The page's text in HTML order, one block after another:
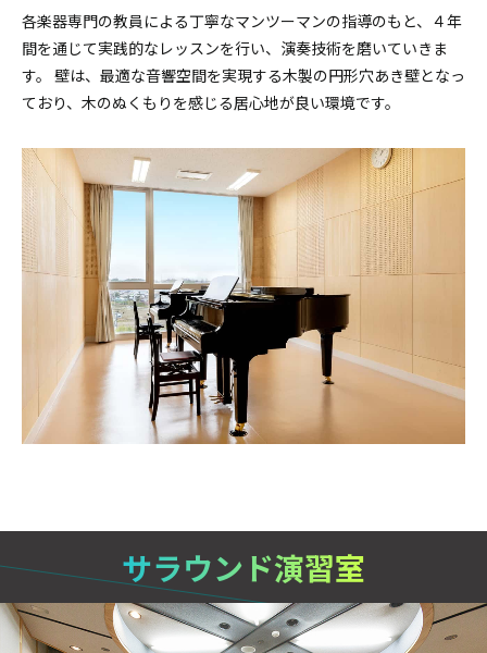
各楽器専門の教員による丁寧なマンツーマンの指導のもと、４年
間を通じて実践的なレッスンを行い、演奏技術を磨いていきま
す。 壁は、最適な音響空間を実現する木製の円形穴あき壁となっ
ており、木のぬくもりを感じる居心地が良い環境です。
サラウンド演習室